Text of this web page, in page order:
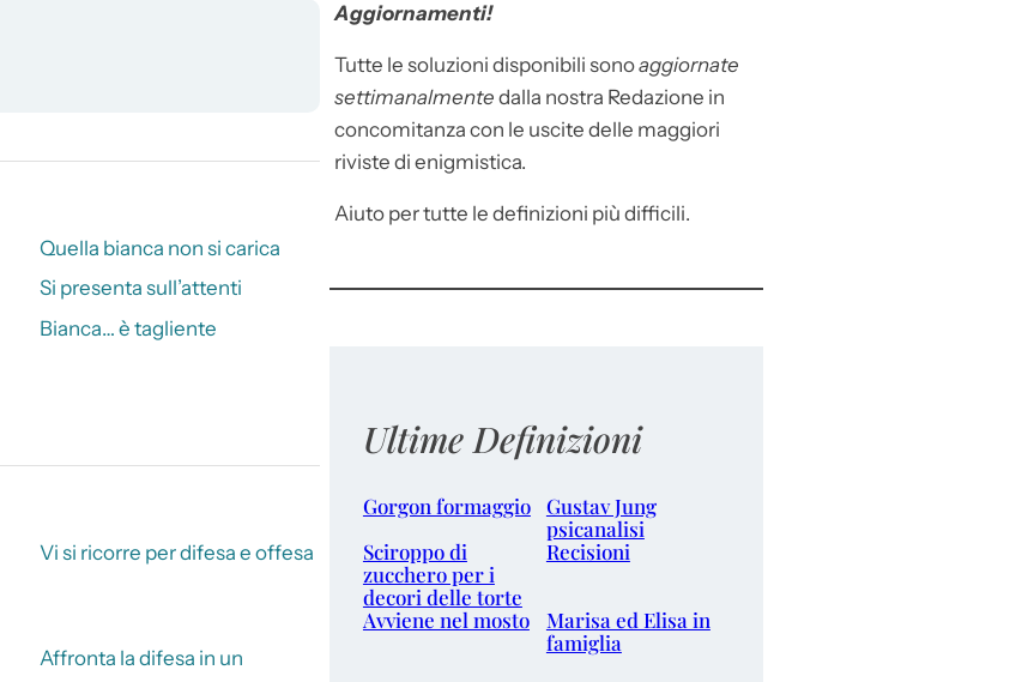
Quella bianca non si carica
Si presenta sull’attenti
Bianca… è tagliente
Vi si ricorre per difesa e offesa
Affronta la difesa in un
Aggiornamenti!
Tutte le soluzioni disponibili sonoaggiornate
settimanalmente dalla nostra Redazione in
concomitanza con le uscite delle maggiori
riviste di enigmistica.
Aiuto per tutte le definizioni più difficili.
Ultime Definizioni
Gorgon formaggio Gustav Jung
psicanalisi
Sciroppo di
zucchero per i
decori delle torte
Recisioni
Avviene nel mosto
Marisa ed Elisa in
famiglia